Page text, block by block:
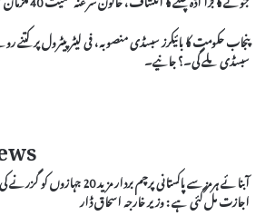
پنجاب حکومت کا بائیکرز سبسڈی منصوبہ، فی لیٹر پیٹرول پر کتنے
سبسڈی ملے گی۔؟ جانیے۔
آبنائے ہرمز سے پاکستانی پرچم بردار مزید 20 جہازوں کو گزرنے کی
اجازت مل گئی ہے : وزیر خارجہ اسحاق ڈار